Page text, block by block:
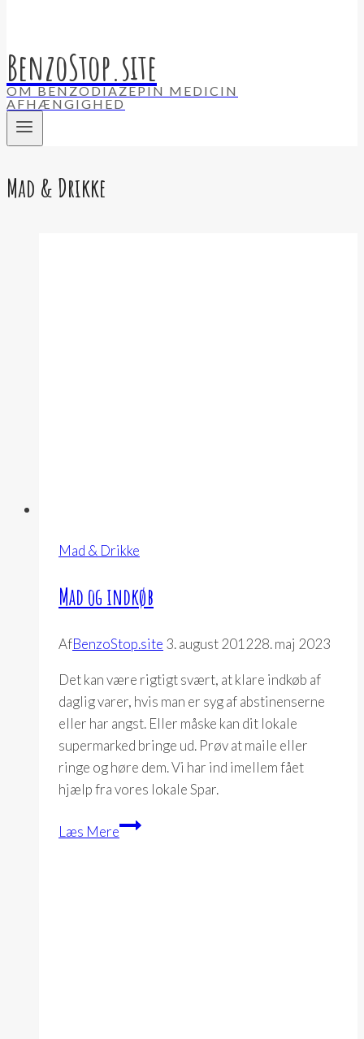
BenzoStop.site
OM BENZODIAZEPIN MEDICIN
AFHÆNGIGHED
Mad & Drikke
Mad & Drikke
Mad og indkøb
AfBenzoStop.site 3. august 201228. maj 2023
Det kan være rigtigt svært, at klare indkøb af
daglig varer, hvis man er syg af abstinenserne
eller har angst. Eller måske kan dit lokale
supermarked bringe ud. Prøv at maile eller
ringe og høre dem. Vi har ind imellem fået
hjælp fra vores lokale Spar.
Læs MereMad